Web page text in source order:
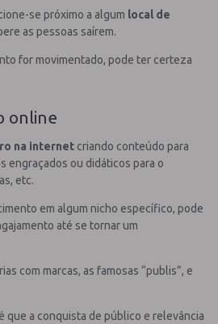
se próximo a algum local de
as pessoas saírem.
for movimentado, pode ter certeza
online
na internet criando conteúdo para
engraçados ou didáticos para o
etc.
em algum nicho específico, pode
até se tornar um
com marcas, as famosas “publis”, e
que a conquista de público e relevância